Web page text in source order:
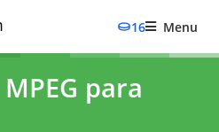
16 Menu
para